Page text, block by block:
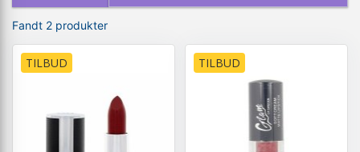
Fandt 2 produkter
TILBUD TILBUD